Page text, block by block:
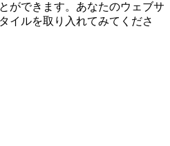
ができます。あなたのウェブサ
イルを取り入れてみてくださ